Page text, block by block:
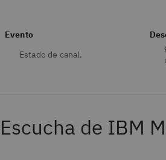
Evento
Estado de canal.
Escucha de IBM